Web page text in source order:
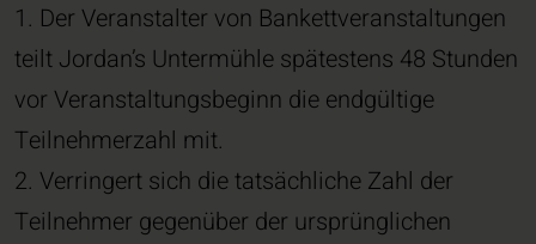
1. Der Veranstalter von Bankettveranstaltungen
teilt Jordan’s Untermühle spätestens 48 Stunden
vor Veranstaltungsbeginn die endgültige
Teilnehmerzahl mit.
2. Verringert sich die tatsächliche Zahl der
Teilnehmer gegenüber der ursprünglichen